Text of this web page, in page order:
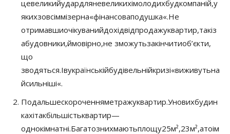
цевеликийудардляневеликихімолодихбудкомпаній,у
якихзовсіммізерна«фінансоваподушка«.Не
отримавшиочікуванийдохідвідпродажуквартир,такіз
абудовники,ймовірно,не зможутьзакінчитиоб’єкти,
що
зводяться.Івукраїнськійбудівельнійкризі«виживутьна
йсильніші«.
Подальшескороченняметражуквартир.Уновихбудин
кахітакбільшістьквартир—
однокімнатні.Багатознихмаютьплощу25м²,23м²,атоім